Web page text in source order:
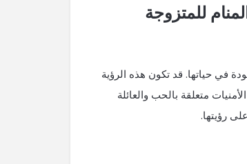
للمتزوجة
في حياتها. قد تكون هذه الرؤية
متعلقة بالحب والعائلة
رؤيتها.